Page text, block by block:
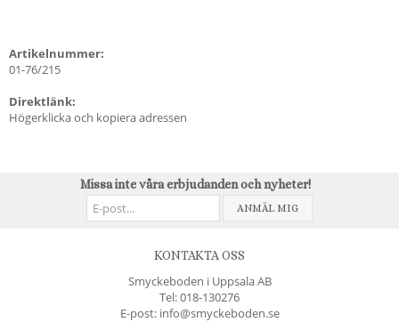
Artikelnummer:
01-76/215
Direktlänk:
Högerklicka och kopiera adressen
Missa inte våra erbjudanden och nyheter!
ANMÄL MIG
KONTAKTA OSS
Smyckeboden i Uppsala AB
Tel:018-130276
E-post: info@smyckeboden.se